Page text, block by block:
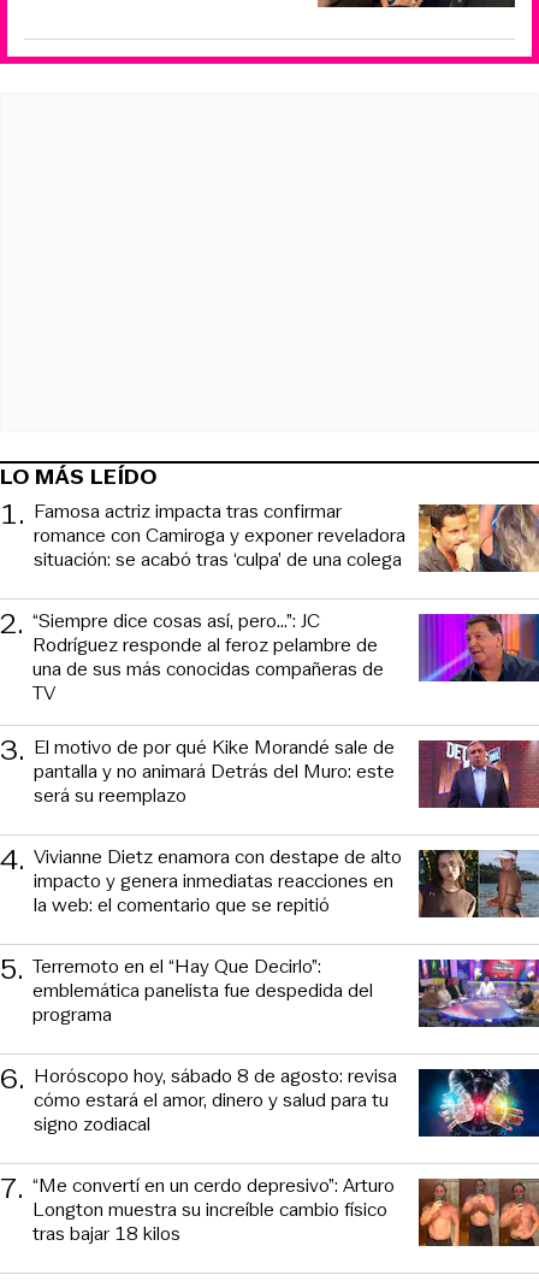
LO MÁS LEÍDO
1. Famosa actriz impacta tras confirmar
romance con Camiroga y exponer reveladora
situación: se acabó tras ‘culpa’ de una colega
2. “Siempre dice cosas así, pero...”: JC
Rodríguez responde al feroz pelambre de
una de sus más conocidas compañeras de
TV
3. El motivo de por qué Kike Morandé sale de
pantalla y no animará Detrás del Muro: este
será su reemplazo
4. Vivianne Dietz enamora con destape de alto
impacto y genera inmediatas reacciones en
la web: el comentario que se repitió
5. Terremoto en el “Hay Que Decirlo”:
emblemática panelista fue despedida del
programa
6. Horóscopo hoy, sábado 8 de agosto: revisa
cómo estará el amor, dinero y salud para tu
signo zodiacal
7. “Me convertí en un cerdo depresivo”: Arturo
Longton muestra su increíble cambio físico
tras bajar 18 kilos